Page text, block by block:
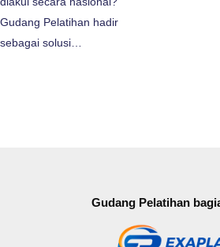
Gudang Pelatihan hadir
sebagai solusi…
Gudang Pelatihan